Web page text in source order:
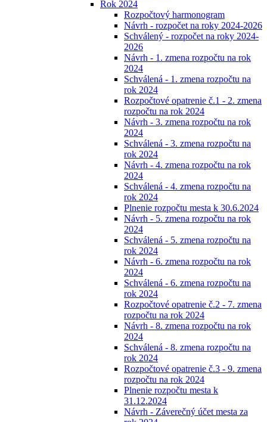
Rok 2024
Rozpočtový harmonogram
Návrh - rozpočet na roky 2024-2026
Schválený - rozpočet na roky 2024-
2026
Návrh - 1. zmena rozpočtu na rok
2024
Schválená - 1. zmena rozpočtu na
rok 2024
Rozpočtové opatrenie č.1 - 2. zmena
rozpočtu na rok 2024
Návrh - 3. zmena rozpočtu na rok
2024
Schválená - 3. zmena rozpočtu na
rok 2024
Návrh - 4. zmena rozpočtu na rok
2024
Schválená - 4. zmena rozpočtu na
rok 2024
Plnenie rozpočtu mesta k 30.6.2024
Návrh - 5. zmena rozpočtu na rok
2024
Schválená - 5. zmena rozpočtu na
rok 2024
Návrh - 6. zmena rozpočtu na rok
2024
Schválená - 6. zmena rozpočtu na
rok 2024
Rozpočtové opatrenie č.2 - 7. zmena
rozpočtu na rok 2024
Návrh - 8. zmena rozpočtu na rok
2024
Schválená - 8. zmena rozpočtu na
rok 2024
Rozpočtové opatrenie č.3 - 9. zmena
rozpočtu na rok 2024
Plnenie rozpočtu mesta k
31.12.2024
Návrh - Záverečný účet mesta za